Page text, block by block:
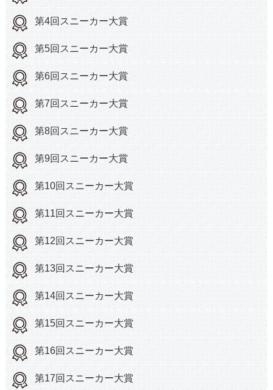
第4回スニーカー大賞
第5回スニーカー大賞
第6回スニーカー大賞
第7回スニーカー大賞
第8回スニーカー大賞
第9回スニーカー大賞
第10回スニーカー大賞
第11回スニーカー大賞
第12回スニーカー大賞
第13回スニーカー大賞
第14回スニーカー大賞
第15回スニーカー大賞
第16回スニーカー大賞
第17回スニーカー大賞